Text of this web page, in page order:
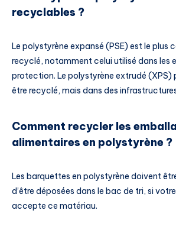
recyclables ?
Le polystyrène expansé (PSE) est le plus
recyclé, notamment celui utilisé dans les
protection. Le polystyrène extrudé (XPS)
être recyclé, mais dans des
Comment recycler les
alimentaires en polystyrène ?
Les barquettes en polystyrène doivent
d’être déposées dans le bac de tri, si
accepte ce matériau.